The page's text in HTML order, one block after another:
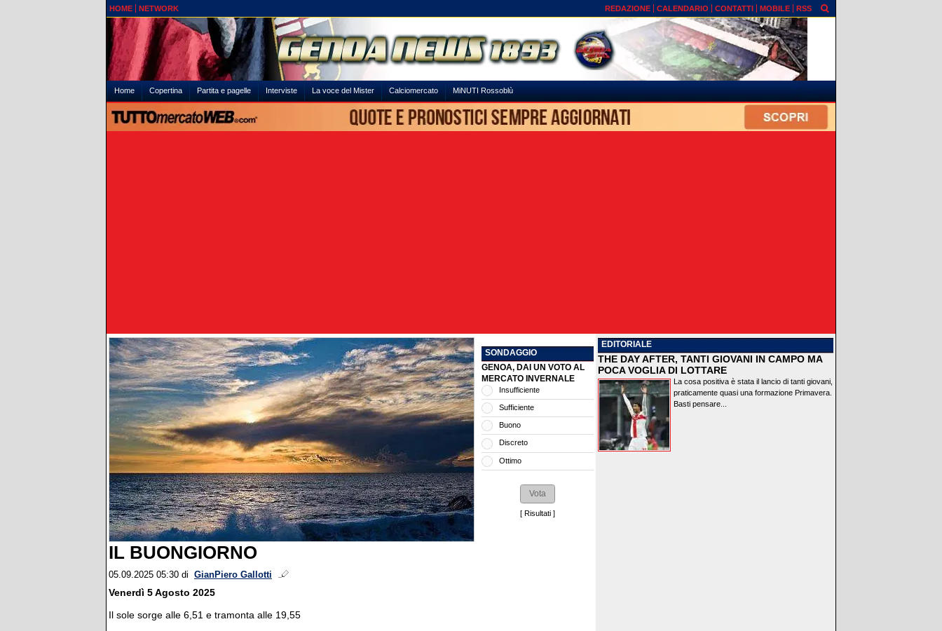
HOME NETWORK REDAZIONE CALENDARIO CONTATTI MOBILE RSS
Home Copertina Partita e pagelle Interviste La voce del Mister Calciomercato MiNUTI Rossoblù
IL BUONGIORNO
05.09.2025 05:30 di GianPiero Gallotti
Venerdì 5 Agosto 2025
Il sole sorge alle 6,51 e tramonta alle 19,55
SONDAGGIO
GENOA, DAI UN VOTO AL
MERCATO INVERNALE
Insufficiente
Sufficiente
Buono
Discreto
Ottimo
[ Risultati ]
EDITORIALE
THE DAY AFTER, TANTI GIOVANI IN CAMPO MA
POCA VOGLIA DI LOTTARE
La cosa positiva è stata il lancio di tanti giovani,
praticamente quasi una formazione Primavera.
Basti pensare...